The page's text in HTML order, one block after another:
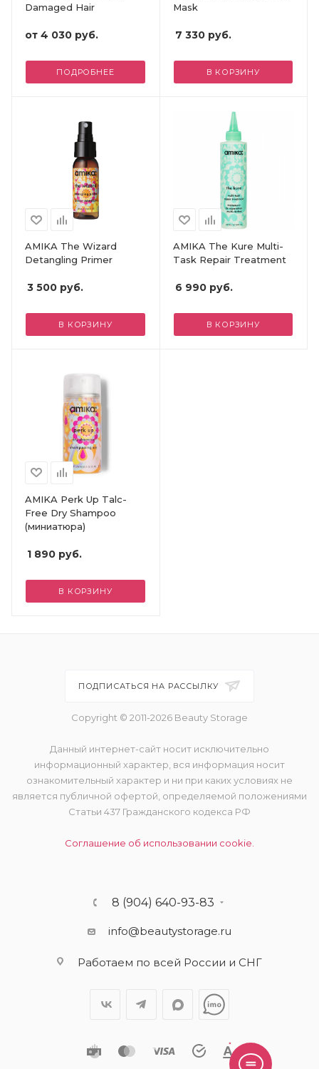
Damaged Hair
от 4 030 руб.
ПОДРОБНЕЕ
Mask
7 330руб.
В КОРЗИНУ
AMIKA The Wizard
Detangling Primer
3 500 руб.
В КОРЗИНУ
AMIKA The Kure Multi-
Task Repair Treatment
6 990руб.
В КОРЗИНУ
AMIKA Perk Up Talc-
Free Dry Shampoo
(миниатюра)
1 890 руб.
В КОРЗИНУ
ПОДПИСАТЬСЯ НА РАССЫЛКУ
Copyright © 2011-2026 Beauty Storage
Данный интернет-сайт носит исключительно
информационный характер, вся информация носит
ознакомительный характер и ни при каких условиях не
является публичной офертой, определяемой положениями
Статьи 437 Гражданского кодекса РФ
Соглашение об использовании cookie.
8 (904) 640-93-83
info@beautystorage.ru
Работаем по всей России и СНГ